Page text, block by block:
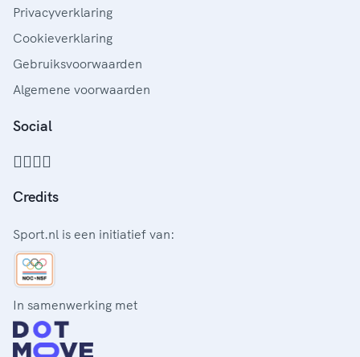
Privacyverklaring
Cookieverklaring
Gebruiksvoorwaarden
Algemene voorwaarden
Social
Credits
Sport.nl is een initiatief van:
In samenwerking met